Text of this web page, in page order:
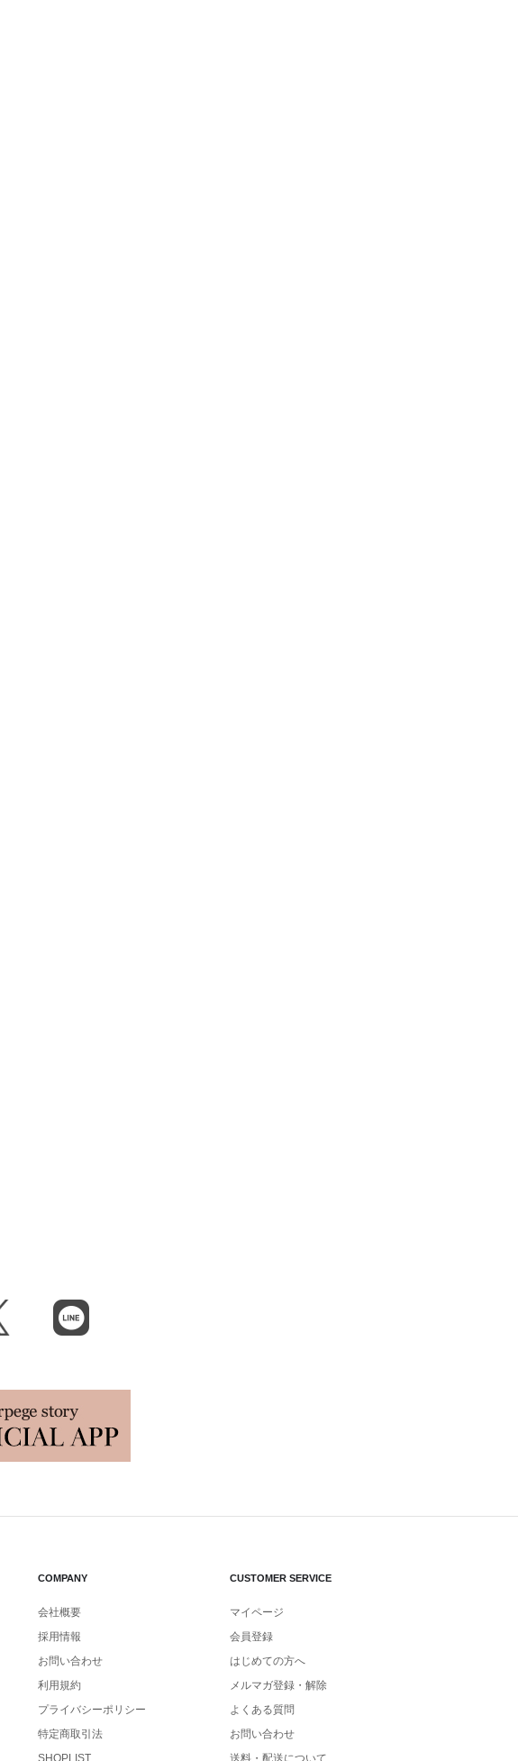
X（旧Twitter）
COMPANY
会社概要
採用情報
お問い合わせ
利用規約
プライバシーポリシー
特定商取引法
SHOPLIST
CUSTOMER SERVICE
マイページ
会員登録
はじめての方へ
メルマガ登録・解除
よくある質問
お問い合わせ
送料・配送について